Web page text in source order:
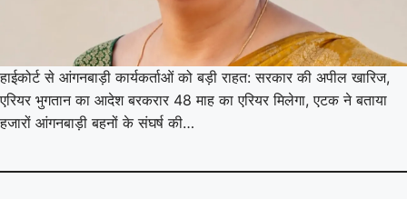
हाईकोर्ट से आंगनबाड़ी कार्यकर्ताओं को बड़ी राहत: सरकार की अपील खारिज,
एरियर भुगतान का आदेश बरकरार 48 माह का एरियर मिलेगा, एटक ने बताया
हजारों आंगनबाड़ी बहनों के संघर्ष की…